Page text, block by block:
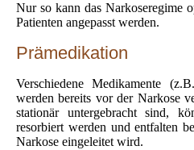
Nur so kann das Narkoseregime
Patienten angepasst werden.
Prämedikation
Verschiedene Medikamente
werden bereits vor der Narkose
stationär untergebracht sind,
resorbiert werden und entfalten
Narkose eingeleitet wird.